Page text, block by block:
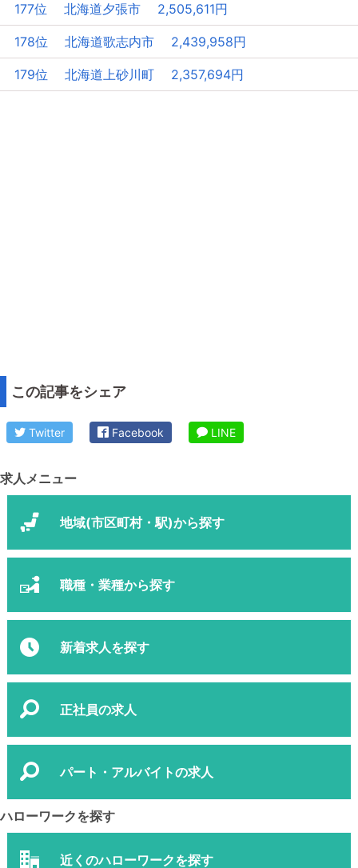
177位 北海道夕張市 2,505,611円
178位 北海道歌志内市 2,439,958円
179位 北海道上砂川町 2,357,694円
この記事をシェア
Twitter Facebook LINE
求人メニュー
地域(市区町村・駅)から探す
職種・業種から探す
新着求人を探す
正社員の求人
パート・アルバイトの求人
ハローワークを探す
近くのハローワークを探す